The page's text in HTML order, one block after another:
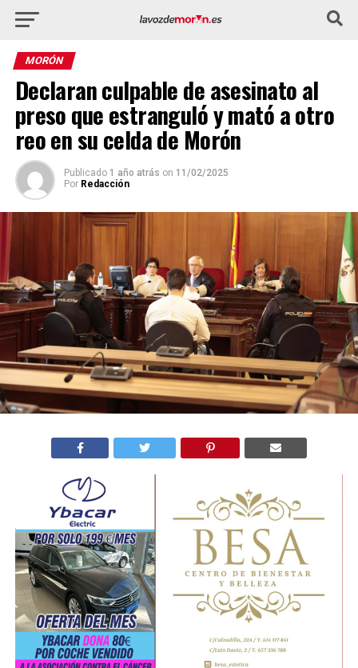
MORÓN
Declaran culpable de asesinato al
preso que estranguló y mató a otro
reo en su celda de Morón
Publicado 1 año atrás on 11/02/2025
Por Redacción